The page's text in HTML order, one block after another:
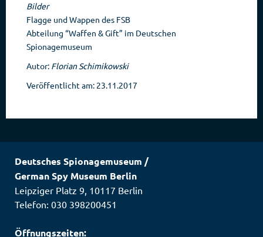
Bilder
Flagge und Wappen des FSB
Abteilung “Waffen & Gift” im Deutschen
Spionagemuseum
Autor: Florian Schimikowski
Veröffentlicht am: 23.11.2017
Deutsches Spionagemuseum /
German Spy Museum Berlin
Leipziger Platz 9, 10117 Berlin
Telefon: 030 398200451
Öffnungszeiten: